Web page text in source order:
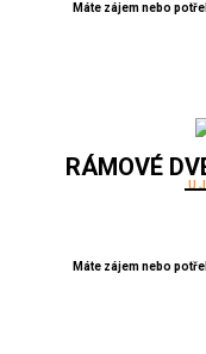
Máte zájem nebo
RÁMOVÉ
U
Máte zájem nebo